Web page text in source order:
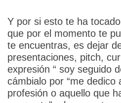
Y por si esto te ha
que por el momento te
te encuentras, es dejar
presentaciones, pitch,
expresión “ soy seguido
cámbialo por “me dedico
profesión o aquello que